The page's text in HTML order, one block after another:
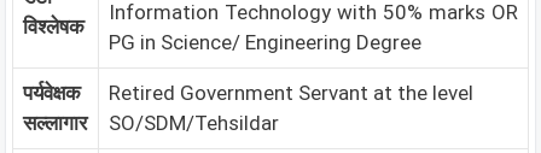
विश्लेषक
Information Technology with 50% marks OR
PG in Science/ Engineering Degree
पर्यवेक्षक
सल्लागार
Retired Government Servant at the level
SO/SDM/Tehsildar